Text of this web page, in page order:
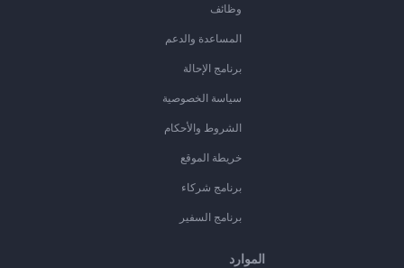
وظائف
المساعدة والدعم
برنامج الإحالة
سياسة الخصوصية
الشروط والأحكام
خريطة الموقع
برنامج شركاء
برنامج السفير
الموارد